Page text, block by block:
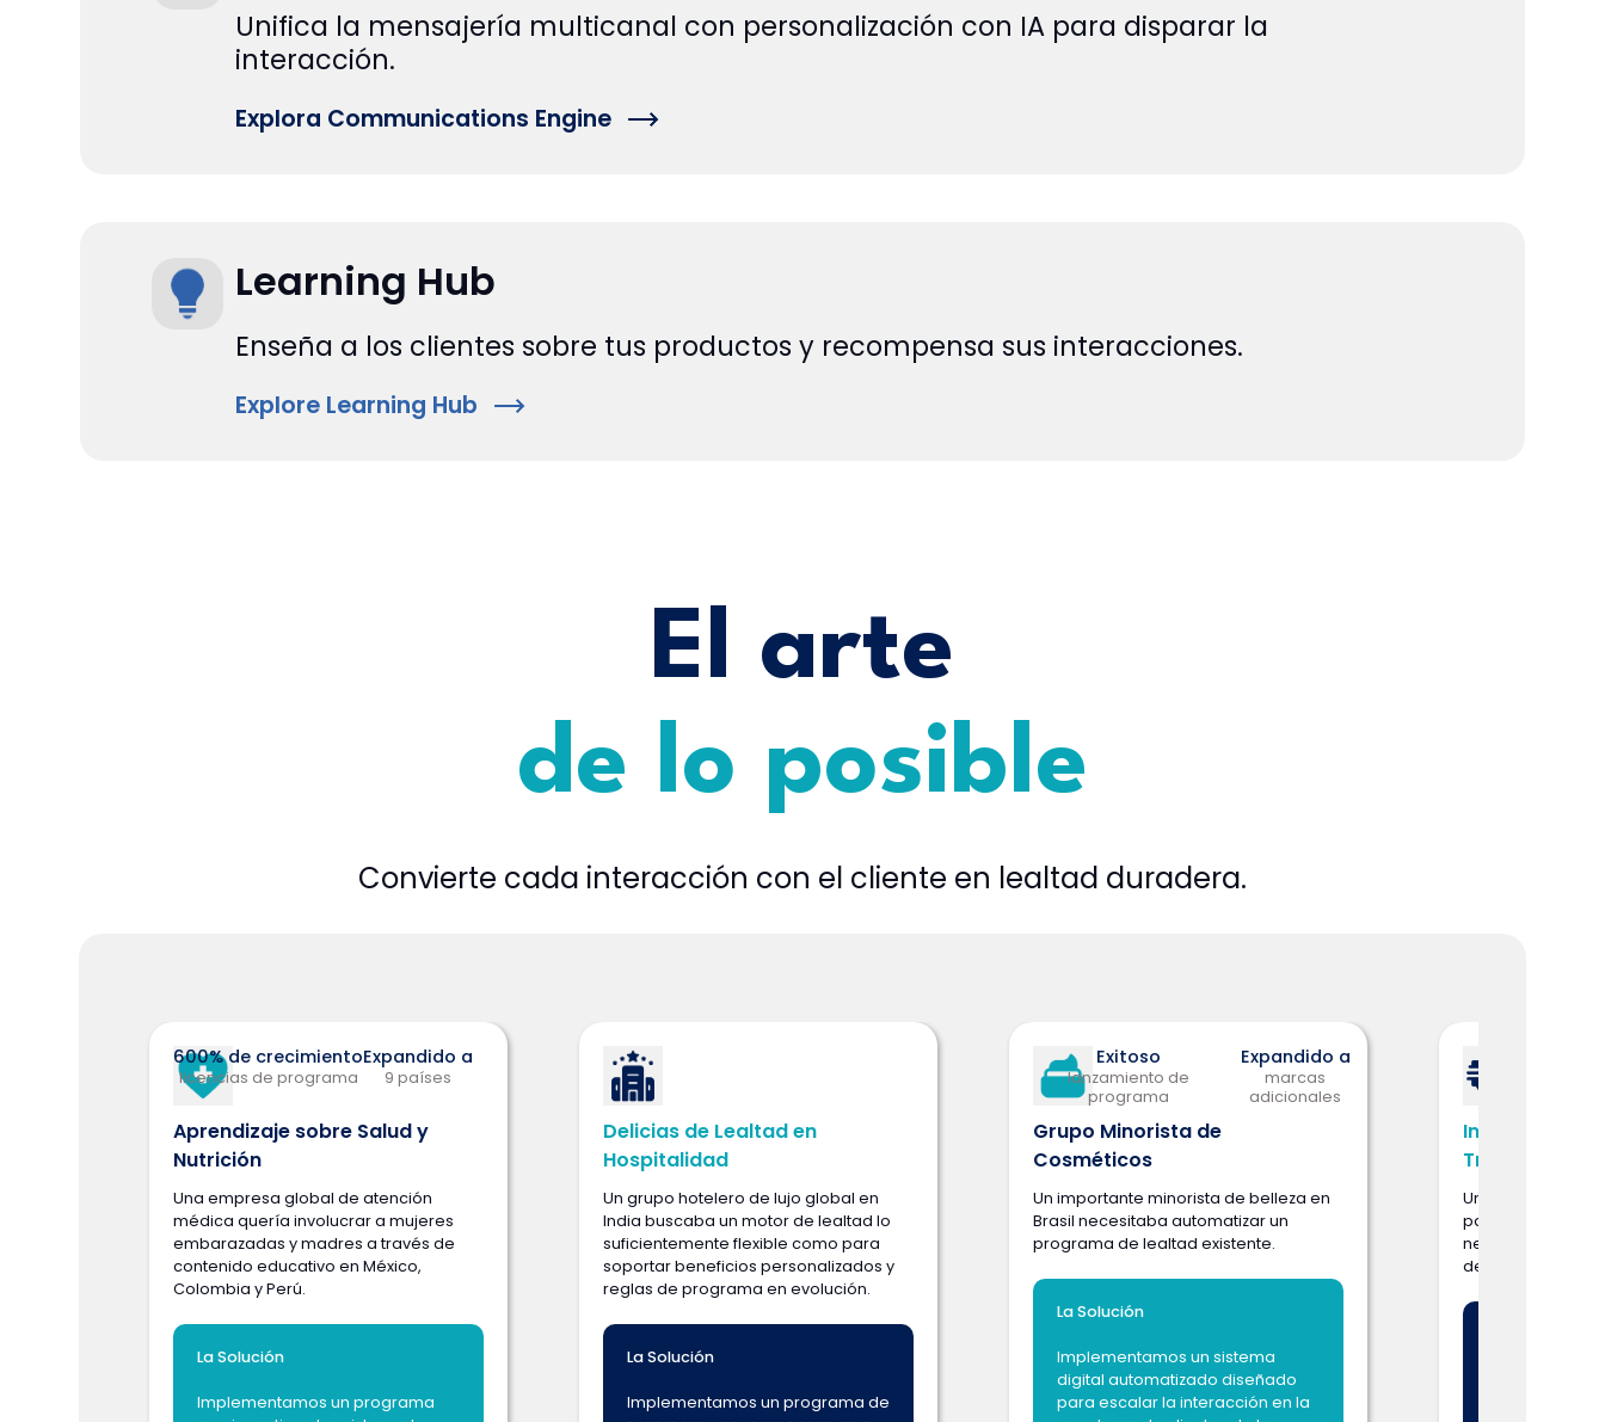
Unifica la mensajería multicanal con personalización con IA para disparar la
interacción.
Explora Communications Engine
Learning Hub
Enseña a los clientes sobre tus productos y recompensa sus interacciones.
Explore Learning Hub
El arte
de lo posible
Convierte cada interacción con el cliente en lealtad duradera.
Aprendizaje sobre Salud y
Nutrición
Una empresa global de atención
médica quería involucrar a mujeres
embarazadas y madres a través de
contenido educativo en México,
Colombia y Perú.
La Solución
Implementamos un programa
600% de crecimiento
licencias de programa
Expandido a
9 países
Delicias de Lealtad en
Hospitalidad
Un grupo hotelero de lujo global en
India buscaba un motor de lealtad lo
suficientemente flexible como para
soportar beneficios personalizados y
reglas de programa en evolución.
La Solución
Implementamos un programa de
Grupo Minorista de
Cosméticos
Un importante minorista de belleza en
Brasil necesitaba automatizar un
programa de lealtad existente.
La Solución
Implementamos un sistema
digital automatizado diseñado
para escalar la interacción en la
Exitoso
lanzamiento de
programa
Expandido a
marcas
adicionales
Interacción
Transporte
Una de las
pasajeros más
necesitaba
de lealtad